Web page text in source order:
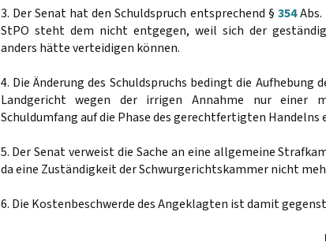
3. Der Senat hat den Schuldspruch entsprechend § 354Abs.
StPO steht dem nicht entgegen, weil sich der
anders hätte verteidigen können.
4. Die Änderung des Schuldspruchs bedingt die Aufhebung
Landgericht wegen der irrigen Annahme nur einer
Schuldumfang auf die Phase des gerechtfertigten
5. Der Senat verweist die Sache an eine allgemeine
da eine Zuständigkeit der Schwurgerichtskammer nicht
6. Die Kostenbeschwerde des Angeklagten ist damit